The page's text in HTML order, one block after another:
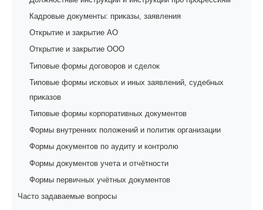
Кадровые документы: приказы, заявления
Открытие и закрытие АО
Открытие и закрытие ООО
Типовые формы договоров и сделок
Типовые формы исковых и иных заявлений, судебных
приказов
Типовые формы корпоративных документов
Формы внутренних положений и политик организации
Формы документов по аудиту и контролю
Формы документов учета и отчётности
Формы первичных учётных документов
Часто задаваемые вопросы